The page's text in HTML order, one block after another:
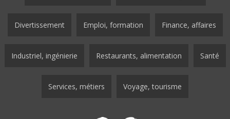
Divertissement Emploi, formation Finance, affaires
Industriel, ingénierie Restaurants, alimentation Santé
Services, métiers Voyage, tourisme